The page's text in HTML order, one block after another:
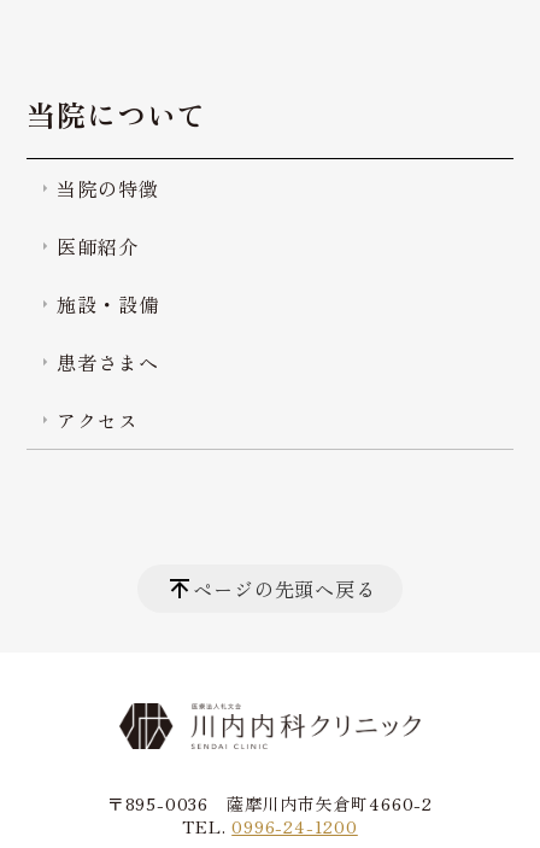
当院について
当院の特徴
医師紹介
施設・設備
患者さまへ
アクセス
ページの先頭へ戻る
〒895-0036 薩摩川内市矢倉町4660-2
TEL.0996-24-1200